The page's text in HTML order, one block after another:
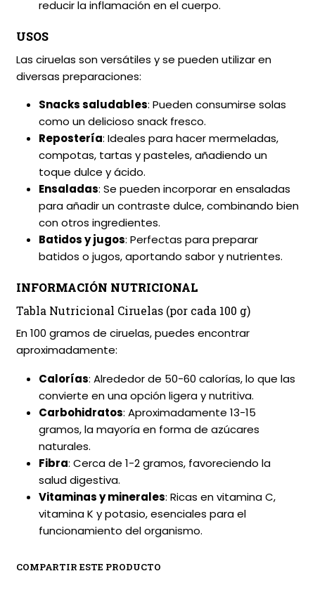
reducir la inflamación en el cuerpo.
USOS
Las ciruelas son versátiles y se pueden utilizar en
diversas preparaciones:
Snacks saludables: Pueden consumirse solas
como un delicioso snack fresco.
Repostería: Ideales para hacer mermeladas,
compotas, tartas y pasteles, añadiendo un
toque dulce y ácido.
Ensaladas: Se pueden incorporar en ensaladas
para añadir un contraste dulce, combinando bien
con otros ingredientes.
Batidos y jugos: Perfectas para preparar
batidos o jugos, aportando sabor y nutrientes.
INFORMACIÓN NUTRICIONAL
Tabla Nutricional Ciruelas (por cada 100 g)
En 100 gramos de ciruelas, puedes encontrar
aproximadamente:
Calorías: Alrededor de 50-60 calorías, lo que las
convierte en una opción ligera y nutritiva.
Carbohidratos: Aproximadamente 13-15
gramos, la mayoría en forma de azúcares
naturales.
Fibra: Cerca de 1-2 gramos, favoreciendo la
salud digestiva.
Vitaminas y minerales: Ricas en vitamina C,
vitamina K y potasio, esenciales para el
funcionamiento del organismo.
COMPARTIR ESTE PRODUCTO